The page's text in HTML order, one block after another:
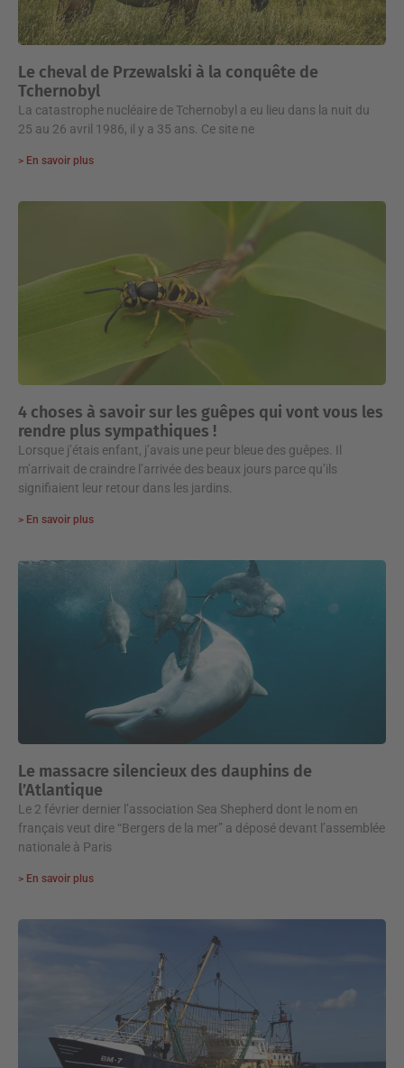
Le cheval de Przewalski à la conquête de
Tchernobyl
La catastrophe nucléaire de Tchernobyl a eu lieu dans la nuit du
25 au 26 avril 1986, il y a 35 ans. Ce site ne
> En savoir plus
4 choses à savoir sur les guêpes qui vont vous les
rendre plus sympathiques !
Lorsque j’étais enfant, j’avais une peur bleue des guêpes. Il
m’arrivait de craindre l’arrivée des beaux jours parce qu’ils
signifiaient leur retour dans les jardins.
> En savoir plus
Le massacre silencieux des dauphins de
l’Atlantique
Le 2 février dernier l’association Sea Shepherd dont le nom en
français veut dire “Bergers de la mer” a déposé devant l’assemblée
nationale à Paris
> En savoir plus